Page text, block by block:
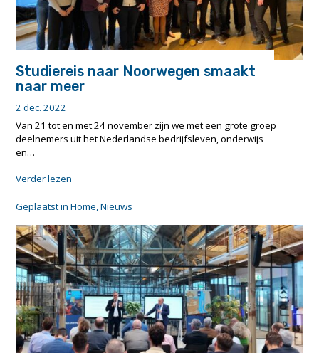
Studiereis naar Noorwegen smaakt
naar meer
2 dec. 2022
Van 21 tot en met 24 november zijn we met een grote groep
deelnemers uit het Nederlandse bedrijfsleven, onderwijs
en…
Verder lezen
Noorwegen
smaakt
naar
meer"
Geplaatst inHome ,Nieuws